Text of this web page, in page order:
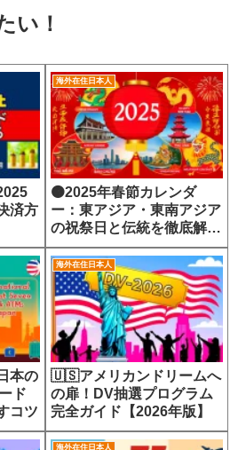
い！
済方
海外在住日本人
🟠2025年春節カレンダ
ー：東アジア・東南アジア
の祝祭日と伝統を徹底解
説！
本の
ド
コツ
海外在住日本人
🇺🇸アメリカンドリームへ
の扉！DV抽選プログラム
完全ガイド【2026年版】
海外在住日本人